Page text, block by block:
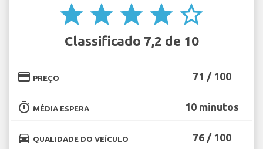
star star star star star_border
Classificado 7,2 de 10
credit_card PREÇO 71 / 100
timer MÉDIA ESPERA 10 minutos
directions_car QUALIDADE DO VEÍCULO 76 / 100